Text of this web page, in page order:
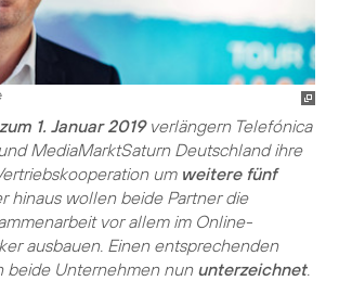
1. Januar 2019verlängern Telefónica
MediaMarktSaturn Deutschland ihre
um weitere fünf
hinaus wollen beide Partner die
vor allem im Online-
ausbauen. Einen entsprechenden
beide Unternehmen nun unterzeichnet.